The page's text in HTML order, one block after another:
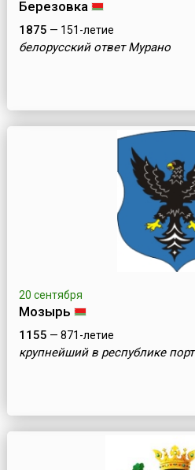
Березовка
1875 — 151-летие
белорусский ответ Мурано
20 сентября
Мозырь
1155 — 871-летие
крупнейший в республике порт